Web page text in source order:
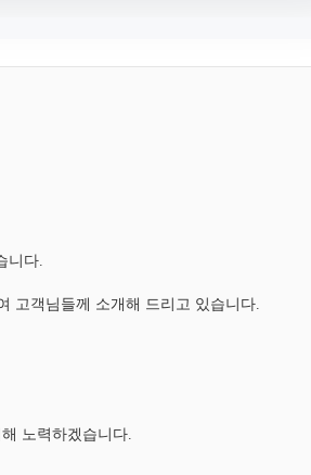
니다.
고객님들께 소개해 드리고 있습니다.
노력하겠습니다.